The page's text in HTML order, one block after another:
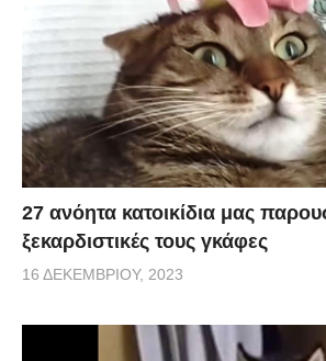
27 ανόητα κατοικίδια μας
ξεκαρδιστικές τους γκάφες
16 ΔΕΚΕΜΒΡΊΟΥ, 2023